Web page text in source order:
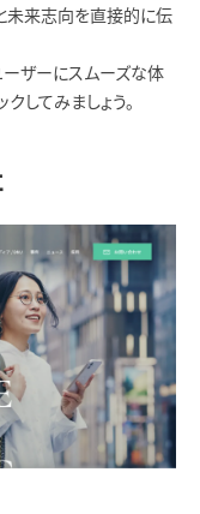
未来志向を直接的に伝
ーザーにスムーズな体
してみましょう。